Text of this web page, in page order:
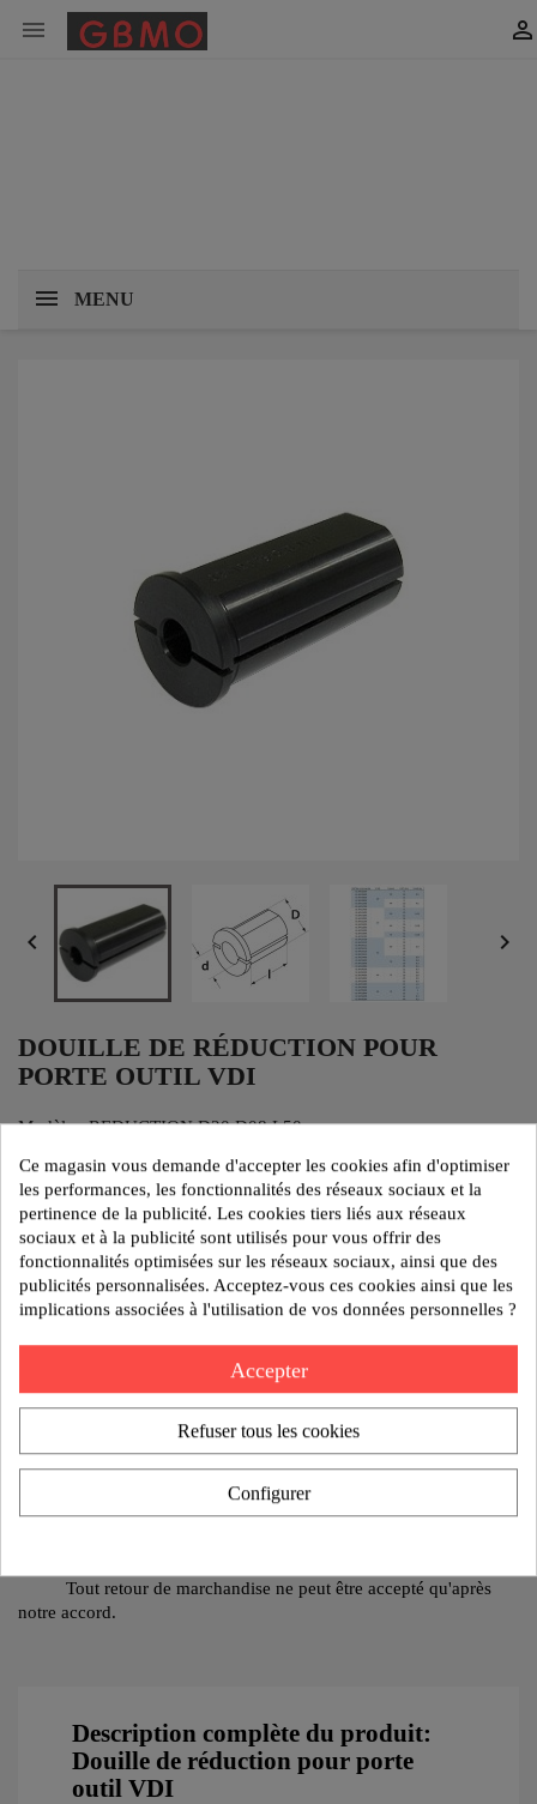
 
MENU
 
DOUILLE DE RÉDUCTION POUR
PORTE OUTIL VDI
Modèle : REDUCTION D20 D08 L50
Poids:0.1 kg
Reference:61 64 50200
AJOUTER AU DEVIS
Politique de sécurité
Nos produits sont garantis contre tout vice de fabrication
Un retard de livraison ne peut donner lieu à des dommages
Tout retour de marchandise ne peut être accepté qu'après
notre accord.
Description complète du produit:
Douille de réduction pour porte
outil VDI
Ce magasin vous demande d'accepter les cookies afin d'optimiser
les performances, les fonctionnalités des réseaux sociaux et la
pertinence de la publicité. Les cookies tiers liés aux réseaux
sociaux et à la publicité sont utilisés pour vous offrir des
fonctionnalités optimisées sur les réseaux sociaux, ainsi que des
publicités personnalisées. Acceptez-vous ces cookies ainsi que les
implications associées à l'utilisation de vos données personnelles ?
Accepter
Refuser tous les cookies
Configurer